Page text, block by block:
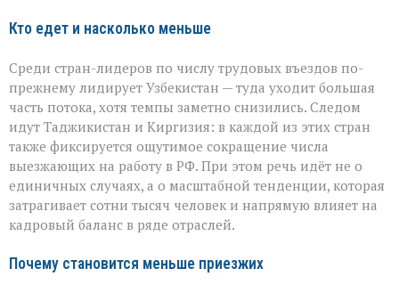
Кто едет и насколько меньше
Среди стран-лидеров по числу трудовых въездов по-
прежнему лидирует Узбекистан — туда уходит большая
часть потока, хотя темпы заметно снизились. Следом
идут Таджикистан и Киргизия: в каждой из этих стран
также фиксируется ощутимое сокращение числа
выезжающих на работу в РФ. При этом речь идёт не о
единичных случаях, а о масштабной тенденции, которая
затрагивает сотни тысяч человек и напрямую влияет на
кадровый баланс в ряде отраслей.
Почему становится меньше приезжих